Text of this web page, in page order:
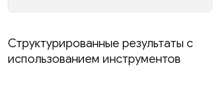
Структурированные результаты с
использованием инструментов